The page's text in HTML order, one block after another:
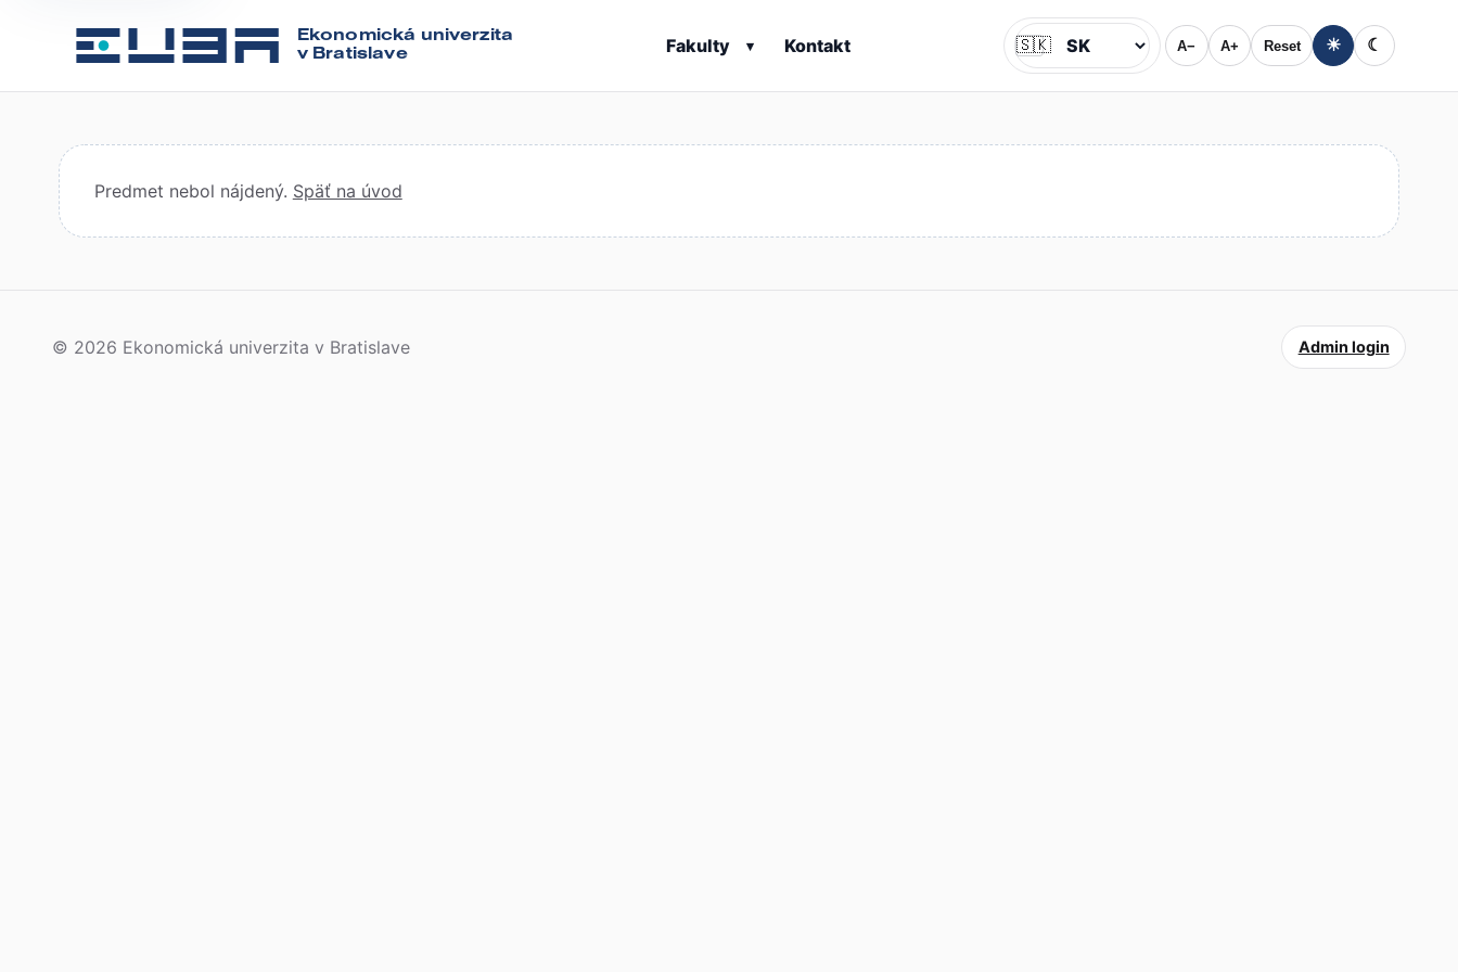
Ekonomická univerzita
v Bratislave
Fakulty ▾ Kontakt Jazyk
🇸🇰 A− A+ Reset ☀ ☾
Predmet nebol nájdený. Späť na úvod
© 2026 Ekonomická univerzita v Bratislave Admin login